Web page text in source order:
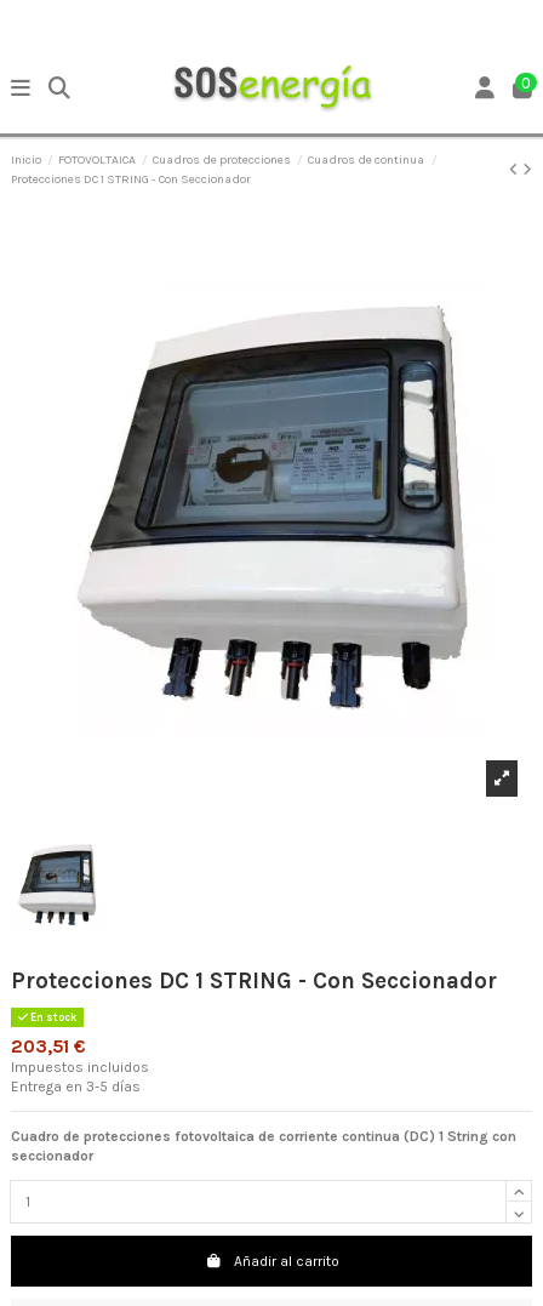
0
Inicio FOTOVOLTAICA Cuadros de protecciones
Cuadros de continua
Protecciones DC 1 STRING - Con Seccionador
Protecciones DC 1 STRING - Con Seccionador
En stock
203,51 €
Impuestos incluidos
Entrega en 3-5 días
Cuadro de protecciones fotovoltaica de corriente continua (DC) 1 String con
seccionador
Añadir al carrito